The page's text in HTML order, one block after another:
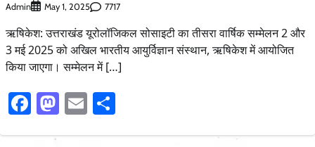
Admin May 1, 2025 7717
ऋषिकेश: उत्तराखंड यूरोलॉजिकल सोसाइटी का तीसरा वार्षिक सम्मेलन 2 और
3 मई 2025 को अखिल भारतीय आयुर्विज्ञान संस्थान, ऋषिकेश में आयोजित
किया जाएगा। सम्मेलन में […]
Facebook
Mastodon
Email